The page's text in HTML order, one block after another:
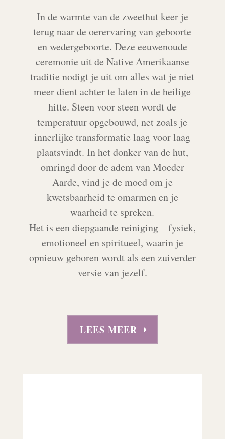
In de warmte van de zweethut keer je
terug naar de oerervaring van geboorte
en wedergeboorte. Deze eeuwenoude
ceremonie uit de Native Amerikaanse
traditie nodigt je uit om alles wat je niet
meer dient achter te laten in de heilige
hitte. Steen voor steen wordt de
temperatuur opgebouwd, net zoals je
innerlijke transformatie laag voor laag
plaatsvindt. In het donker van de hut,
omringd door de adem van Moeder
Aarde, vind je de moed om je
kwetsbaarheid te omarmen en je
waarheid te spreken.
Het is een diepgaande reiniging – fysiek,
emotioneel en spiritueel, waarin je
opnieuw geboren wordt als een zuiverder
versie van jezelf.
LEES MEER